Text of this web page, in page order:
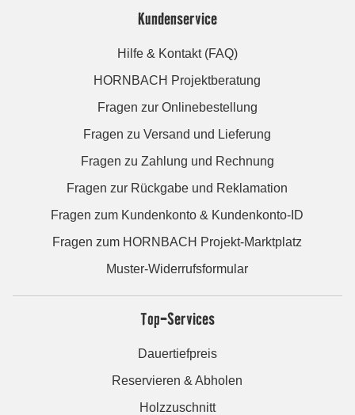
Kundenservice
Hilfe & Kontakt (FAQ)
HORNBACH Projektberatung
Fragen zur Onlinebestellung
Fragen zu Versand und Lieferung
Fragen zu Zahlung und Rechnung
Fragen zur Rückgabe und Reklamation
Fragen zum Kundenkonto & Kundenkonto-ID
Fragen zum HORNBACH Projekt-Marktplatz
Muster-Widerrufsformular
Top-Services
Dauertiefpreis
Reservieren & Abholen
Holzzuschnitt